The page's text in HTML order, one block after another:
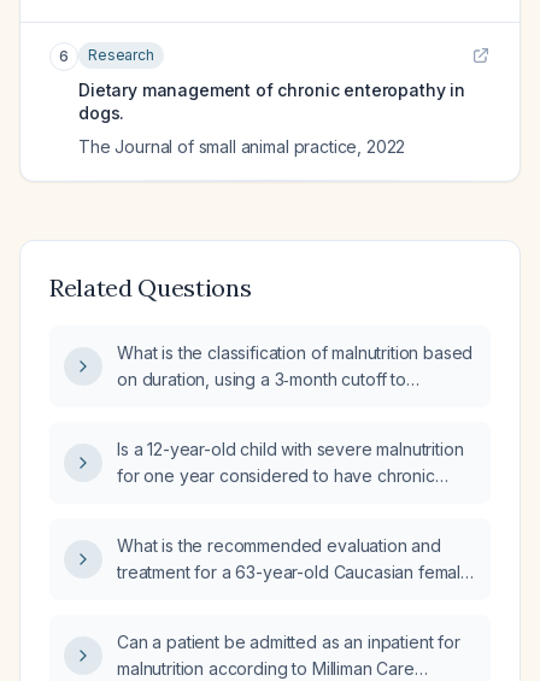
6 Research
Dietary management of chronic enteropathy in
dogs.
The Journal of small animal practice 2022
Related Questions
What is the classification of malnutrition based
on duration, using a 3‑month cutoff to
Is a 12-year-old child with severe malnutrition
for one year considered to have chronic
What is the recommended evaluation and
treatment for a 63-year-old Caucasian female
Can a patient be admitted as an inpatient for
malnutrition according to Milliman Care